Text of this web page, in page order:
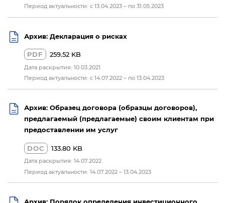
Период актуальности: с 13.04.2023 – по 31.05.2023
Архив: Декларация о рисках
PDF 259.52 KB
Дата раскрытия: 10.03.2021
Период актуальности: с 14.07.2022 – по 13.04.2023
Архив: Образец договора (образцы договоров),
предлагаемый (предлагаемые) своим клиентам при
предоставлении им услуг
DOC 133.80 KB
Дата раскрытия: 14.07.2022
Период актуальности: 14.07.2022 – 13.04.2023
Архив: Порядок определения инвестиционного